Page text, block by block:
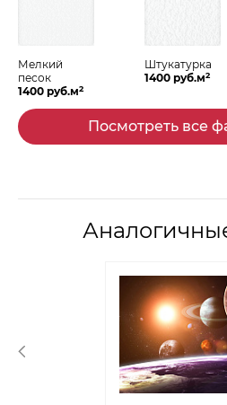
Мелкий
песок
1400 руб.м2
Штукатурка
1400 руб.м2
Посмотреть все